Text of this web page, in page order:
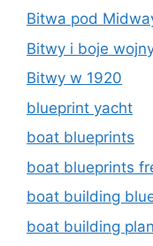
Bitwa pod
Bitwy i boje
Bitwy w 1920
blueprint yacht
boat blueprints
boat blueprints
boat building
boat building